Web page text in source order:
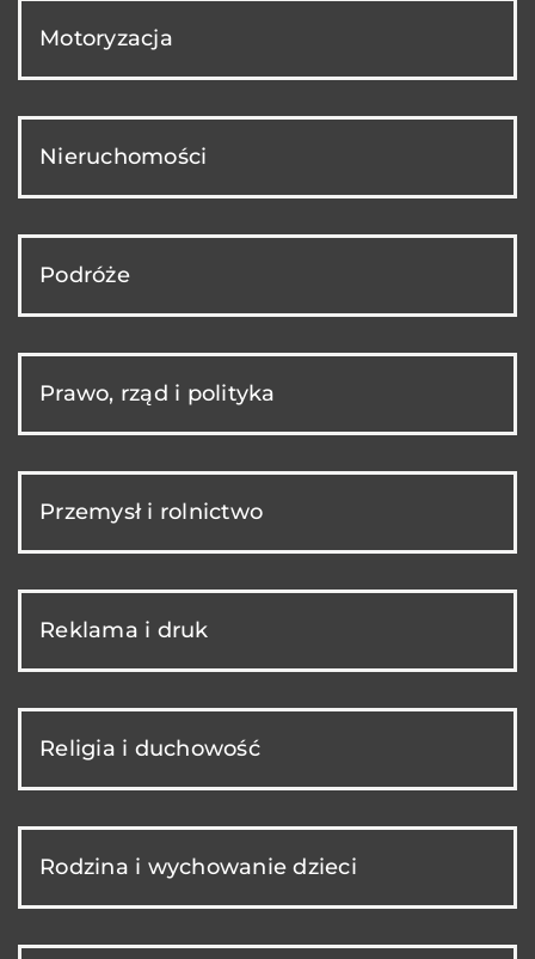
Motoryzacja
Nieruchomości
Podróże
Prawo, rząd i polityka
Przemysł i rolnictwo
Reklama i druk
Religia i duchowość
Rodzina i wychowanie dzieci